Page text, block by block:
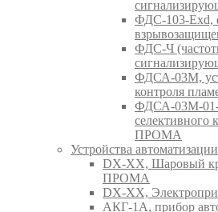
ФДС-103-Ехd,
ФДС-Ч
ФДСА-03М,
контроля
ФДСА-03М-01-
селективного
ПРОМА
Устройства
DX-XX, Шаровый
ПРОМА
DX-XX,
АКГ-1А, прибор